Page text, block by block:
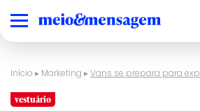
Início ▸ Marketing ▸Vans se prepara para
vestuário